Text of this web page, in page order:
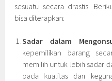
sesuatu secara drastis.
bisa diterapkan:
Sadar dalam
kepemilikan barang
memilih untuk lebih sadar
pada kualitas dan